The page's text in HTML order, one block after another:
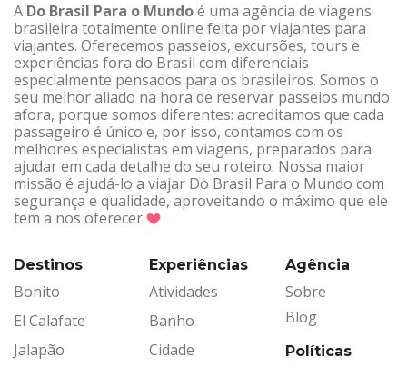
A Do Brasil Para o Mundoé uma agência de viagens
brasileira totalmente online feita por viajantes para
viajantes. Oferecemos passeios, excursões, tours e
experiências fora do Brasil com diferenciais
especialmente pensados para os brasileiros. Somos o
seu melhor aliado na hora de reservar passeios mundo
afora, porque somos diferentes: acreditamos que cada
passageiro é único e, por isso, contamos com os
melhores especialistas em viagens, preparados para
ajudar em cada detalhe do seu roteiro. Nossa maior
missão é ajudá-lo a viajar Do Brasil Para o Mundo com
segurança e qualidade, aproveitando o máximo que ele
tem a nos oferecer
Destinos
Bonito
El Calafate
Jalapão
Experiências
Atividades
Banho
Cidade
Agência
Sobre
Blog
Políticas